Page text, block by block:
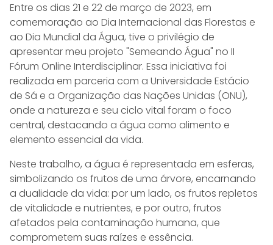
Entre os dias 21 e 22 de março de 2023, em
comemoração ao Dia Internacional das Florestas e
ao Dia Mundial da Água, tive o privilégio de
apresentar meu projeto "Semeando Água" no II
Fórum Online Interdisciplinar. Essa iniciativa foi
realizada em parceria com a Universidade Estácio
de Sá e a Organização das Nações Unidas (ONU),
onde a natureza e seu ciclo vital foram o foco
central, destacando a água como alimento e
elemento essencial da vida.
Neste trabalho, a água é representada em esferas,
simbolizando os frutos de uma árvore, encarnando
a dualidade da vida: por um lado, os frutos repletos
de vitalidade e nutrientes, e por outro, frutos
afetados pela contaminação humana, que
comprometem suas raízes e essência.